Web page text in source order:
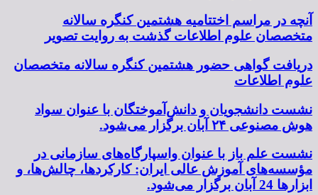
آنچه در مراسم اختتامیه هشتمین کنگره سالانه
متخصصان علوم اطلاعات گذشت به روایت تصویر
دریافت گواهی حضور هشتمین کنگره سالانه متخصصان
علوم اطلاعات
نشست دانشجویان و دانش‌آموختگان با عنوان سواد
هوش مصنوعی ۲۴ آبان برگزار می‌شود.
نشست علم باز با عنوان واسپارگاه‌های سازمانی در
مؤسسه‌های آموزش عالی ایران: کارکردها، چالش‌ها، و
ابزارها 24 آبان برگزار می‌شود.